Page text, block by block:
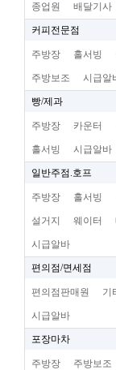
종업원 배달기사
커피전문점
주방장 홀서빙
주방보조 시급알
빵/제과
주방장 카운터
홀서빙 시급알바
일반주점.호프
주방장 홀서빙
설거지 웨이터
시급알바
편의점/면세점
편의점판매원 기
시급알바
포장마차
주방장 주방보조